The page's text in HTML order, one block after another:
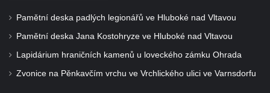
Pamětní deska padlých legionářů ve Hluboké nad Vltavou
Pamětní deska Jana Kostohryze ve Hluboké nad Vltavou
Lapidárium hraničních kamenů u loveckého zámku Ohrada
Zvonice na Pěnkavčím vrchu ve Vrchlického ulici ve Varnsdorfu